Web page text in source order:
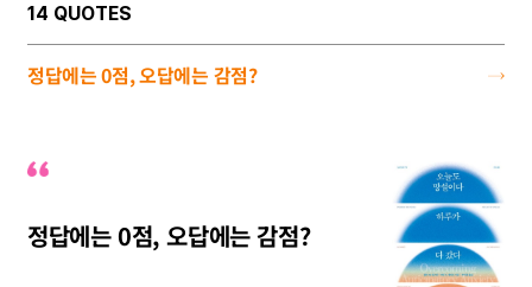
14 QUOTES
정답에는 0점, 오답에는 감점?
정답에는 0점, 오답에는 감점?